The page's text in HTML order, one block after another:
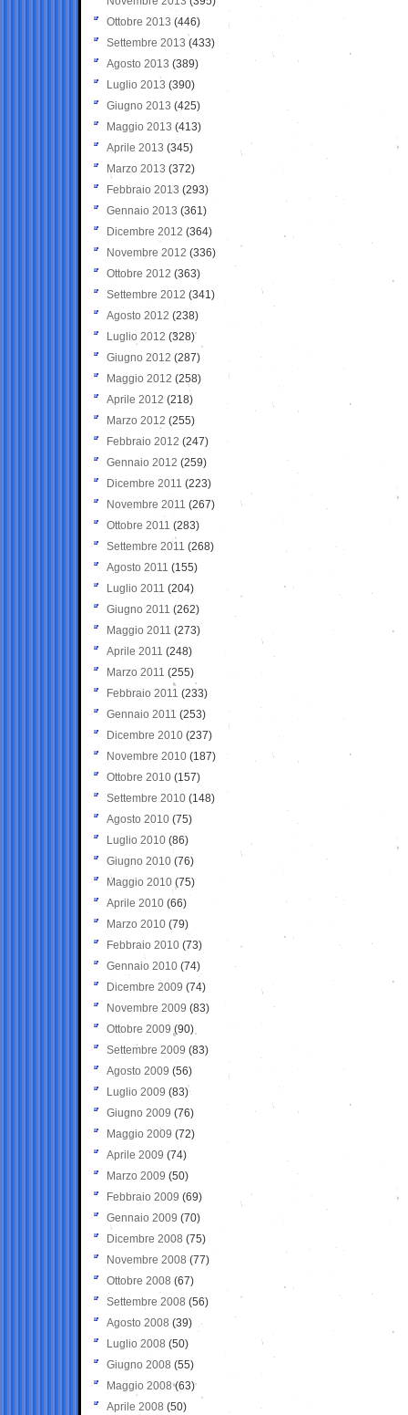
Ottobre 2013 (446)
Settembre 2013 (433)
Agosto 2013 (389)
Luglio 2013 (390)
Giugno 2013 (425)
Maggio 2013 (413)
Aprile 2013 (345)
Marzo 2013 (372)
Febbraio 2013 (293)
Gennaio 2013 (361)
Dicembre 2012 (364)
Novembre 2012 (336)
Ottobre 2012 (363)
Settembre 2012 (341)
Agosto 2012 (238)
Luglio 2012 (328)
Giugno 2012 (287)
Maggio 2012 (258)
Aprile 2012 (218)
Marzo 2012 (255)
Febbraio 2012 (247)
Gennaio 2012 (259)
Dicembre 2011 (223)
Novembre 2011 (267)
Ottobre 2011 (283)
Settembre 2011 (268)
Agosto 2011 (155)
Luglio 2011 (204)
Giugno 2011 (262)
Maggio 2011 (273)
Aprile 2011 (248)
Marzo 2011 (255)
Febbraio 2011 (233)
Gennaio 2011 (253)
Dicembre 2010 (237)
Novembre 2010 (187)
Ottobre 2010 (157)
Settembre 2010 (148)
Agosto 2010 (75)
Luglio 2010 (86)
Giugno 2010 (76)
Maggio 2010 (75)
Aprile 2010 (66)
Marzo 2010 (79)
Febbraio 2010 (73)
Gennaio 2010 (74)
Dicembre 2009 (74)
Novembre 2009 (83)
Ottobre 2009 (90)
Settembre 2009 (83)
Agosto 2009 (56)
Luglio 2009 (83)
Giugno 2009 (76)
Maggio 2009 (72)
Aprile 2009 (74)
Marzo 2009 (50)
Febbraio 2009 (69)
Gennaio 2009 (70)
Dicembre 2008 (75)
Novembre 2008 (77)
Ottobre 2008 (67)
Settembre 2008 (56)
Agosto 2008 (39)
Luglio 2008 (50)
Giugno 2008 (55)
Maggio 2008(63)
Aprile 2008 (50)